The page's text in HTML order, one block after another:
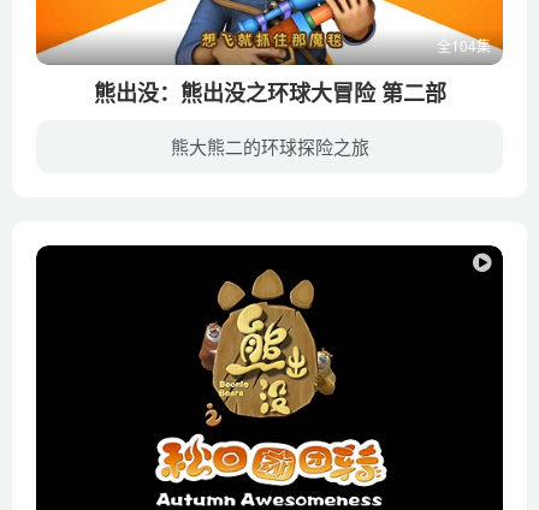
全104集
熊出没：熊出没之环球大冒险 第二部
熊大熊二的环球探险之旅